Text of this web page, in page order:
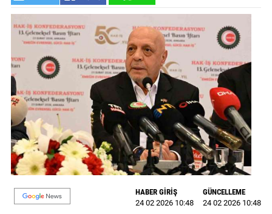
EKONOMİ
DÜNYA
MAGAZİN
GALERİ
VİDEO
YAZARLAR
ULAŞIN
HABER GİRİŞ
24 02 2026 10:48
GÜNCELLEME
24 02 2026 10:48